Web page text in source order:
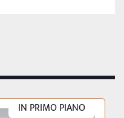
IN PRIMO PIANO